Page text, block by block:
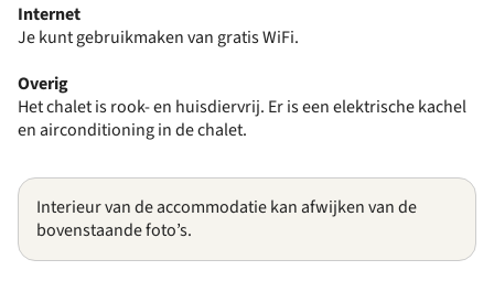
Internet
Je kunt gebruikmaken van gratis WiFi.
Overig
Het chalet is rook- en huisdiervrij. Er is een elektrische kachel
en airconditioning in de chalet.
Interieur van de accommodatie kan afwijken van de
bovenstaande foto’s.